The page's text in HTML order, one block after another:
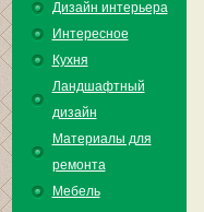
Дизайн интерьера
Интересное
Кухня
Ландшафтный
дизайн
Материалы для
ремонта
Мебель